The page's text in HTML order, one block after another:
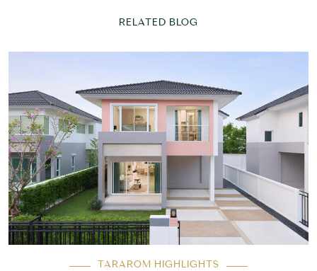
RELATED BLOG
TARAROM HIGHLIGHTS